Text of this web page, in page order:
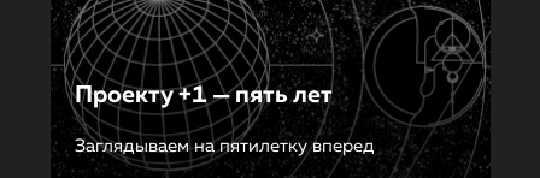
Проекту +1 — пять лет
Заглядываем на пятилетку вперед